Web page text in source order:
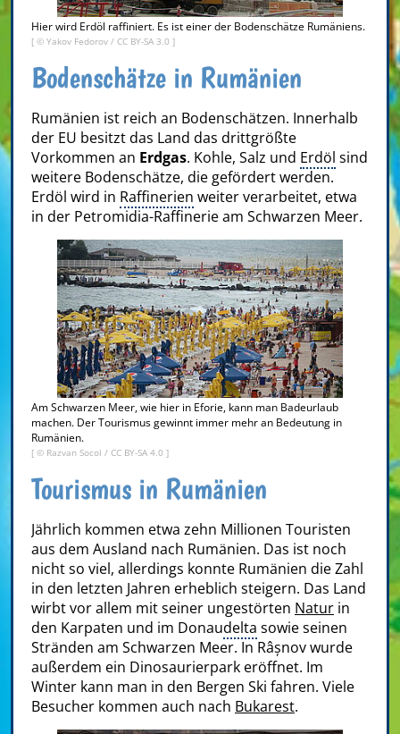
Hier wird Erdöl raffiniert. Es ist einer der Bodenschätze Rumäniens.
[ © Yakov Fedorov / CC BY-SA 3.0 ]
Bodenschätze in Rumänien
Rumänien ist reich an Bodenschätzen. Innerhalb
der EU besitzt das Land das drittgrößte
Vorkommen an Erdgas. Kohle, Salz und Erdöl sind
weitere Bodenschätze, die gefördert werden.
Erdöl wird in Raffinerien weiter verarbeitet, etwa
in der Petromidia-Raffinerie am Schwarzen Meer.
Am Schwarzen Meer, wie hier in Eforie, kann man Badeurlaub
machen. Der Tourismus gewinnt immer mehr an Bedeutung in
Rumänien.
[ © Razvan Socol / CC BY-SA 4.0 ]
Tourismus in Rumänien
Jährlich kommen etwa zehn Millionen Touristen
aus dem Ausland nach Rumänien. Das ist noch
nicht so viel, allerdings konnte Rumänien die Zahl
in den letzten Jahren erheblich steigern. Das Land
wirbt vor allem mit seiner ungestörten Natur in
den Karpaten und im Donaudelta sowie seinen
Stränden am Schwarzen Meer. In Râșnov wurde
außerdem ein Dinosaurierpark eröffnet. Im
Winter kann man in den Bergen Ski fahren. Viele
Besucher kommen auch nach Bukarest.